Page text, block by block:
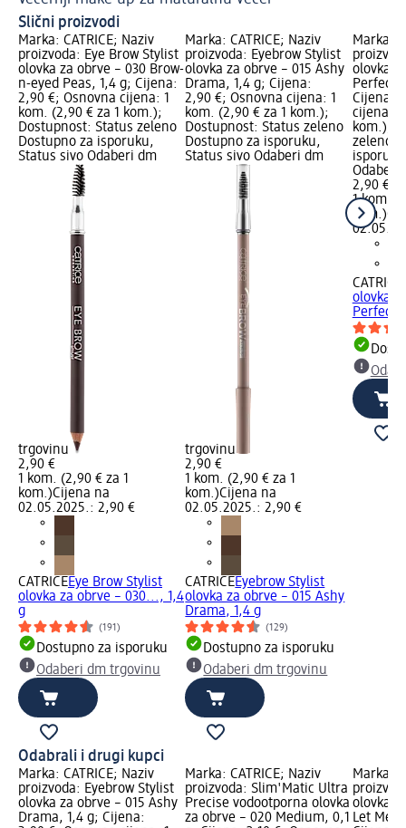
Slični proizvodi
Marka: CATRICE; Naziv
proizvoda: Eye Brow Stylist
olovka za obrve – 030 Brow-
n-eyed Peas, 1,4 g; Cijena:
2,90 €; Osnovna cijena: 1
kom. (2,90 € za 1 kom.);
Dostupnost: Status zeleno
Dostupno za isporuku,
Status sivo Odaberi dm
trgovinu
2,90 €
1 kom. (2,90 € za 1
kom.)Cijena na
02.05.2025.: 2,90 €
CATRICEEye Brow Stylist
olovka za obrve – 030..., 1,4
g
(191)
Dostupno za isporuku
Odaberi dm trgovinu
Marka: CATRICE; Naziv
proizvoda: Eyebrow Stylist
olovka za obrve – 015 Ashy
Drama, 1,4 g; Cijena:
2,90 €; Osnovna cijena: 1
kom. (2,90 € za 1 kom.);
Dostupnost: Status zeleno
Dostupno za isporuku,
Status sivo Odaberi dm
trgovinu
2,90 €
1 kom. (2,90 € za 1
kom.)Cijena na
02.05.2025.: 2,90 €
CATRICEEyebrow Stylist
olovka za obrve – 015 Ashy
Drama, 1,4 g
(129)
Dostupno za isporuku
Odaberi dm trgovinu
Marka:
olovka
Perfect
Cijena:
cijena: 1
kom.);
zeleno
Odaberi
2,90 €
1 kom.
kom.)
CATRICE
olovka
Odabrali i drugi kupci
Marka: CATRICE; Naziv
proizvoda: Eyebrow Stylist
olovka za obrve – 015 Ashy
Drama, 1,4 g; Cijena:
Marka: CATRICE; Naziv
proizvoda: Slim'Matic Ultra
Precise vodootporna olovka
za obrve – 020 Medium, 0,1
Marka:
olovka
Let Me